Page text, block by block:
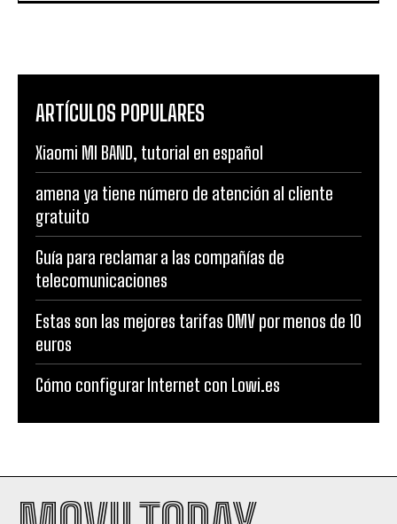
ARTÍCULOS POPULARES
Xiaomi MI BAND, tutorial en español
amena ya tiene número de atención al cliente
gratuito
Guía para reclamar a las compañías de
telecomunicaciones
Estas son las mejores tarifas OMV por menos de 10
euros
Cómo configurar Internet con Lowi.es